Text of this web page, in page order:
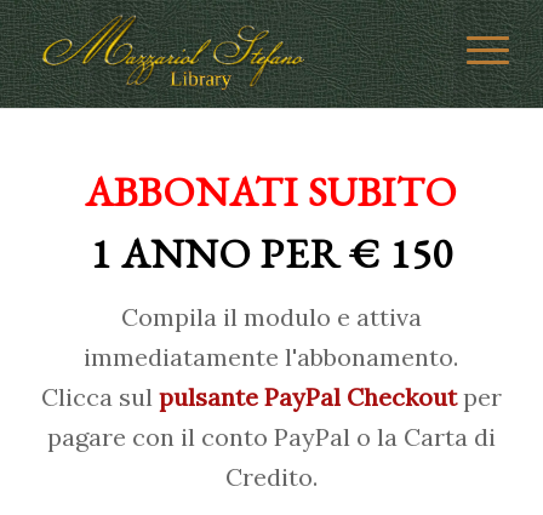
ABBONATI SUBITO
1 ANNO PER € 150
Compila il modulo e attiva
immediatamente l'abbonamento.
Clicca sul pulsante PayPal Checkoutper
pagare con il conto PayPal o la Carta di
Credito.